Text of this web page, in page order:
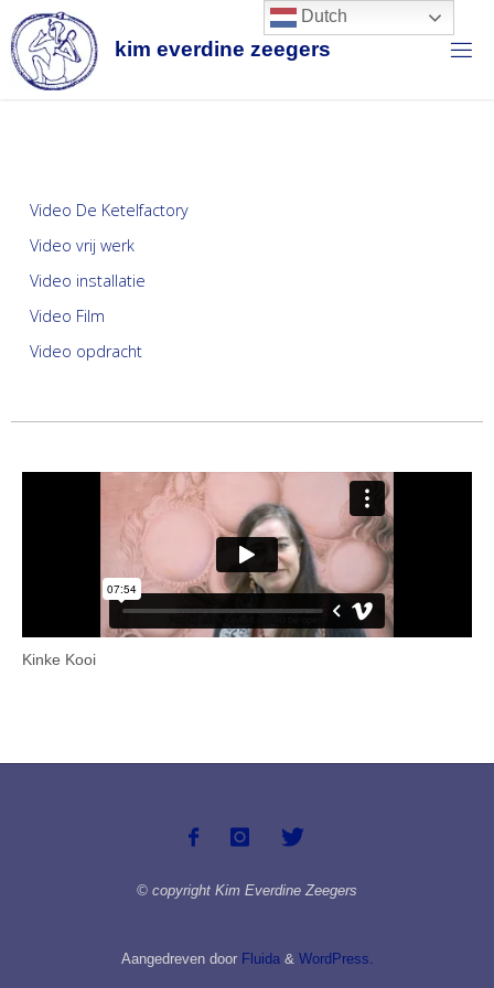
kim everd ine zeegers
Video De Ketelfactory
Video vrij werk
Video installatie
Video Film
Video opdracht
Kinke Kooi
© copyright Kim Everdine Zeegers
Aangedreven doorFluida& WordPress.
Dutch